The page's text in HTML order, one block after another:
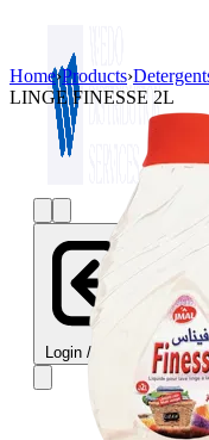
Login / Register
Home›Products›
LINGE FINESSE 2L